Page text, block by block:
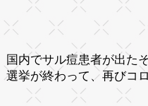
国内でサル痘患者が出た
選挙が終わって、再びコ